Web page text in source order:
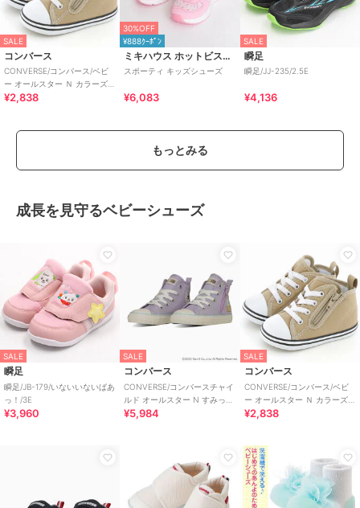
SALE
コンバース
CONVERSE/コンバース/ベビ
ー オールスター Ｎ カラーズ
Ｚ
¥2,838
30%OFF
¥888ｸｰﾎﾟﾝ
ミキハウス ホットビスケッツ
スポーティ キッズシューズ
¥6,083
SALE
瞬足
瞬足/JJ-235/2.5E
¥4,136
もっとみる
成長を見守るベビーシューズ
SALE
瞬足
瞬足/JB-179/いないいないばあ
っ！/3E
¥3,960
SALE
コンバース
CONVERSE/コンバースチャイ
ルド オールスター N すみっコ
ぐらし Z HI
¥5,984
SALE
コンバース
CONVERSE/コンバース/ベビ
ー オールスター Ｎ カラーズ
Ｚ
¥2,838